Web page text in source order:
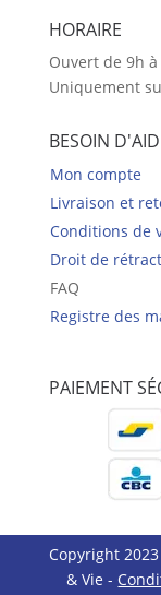
HORAIRE
Ouvert de 9h
Uniquement
BESOIN
Mon compte
Livraison et
Conditions de
Droit de
FAQ
Registre des
PAIEMENT
Copyright
& Vie -